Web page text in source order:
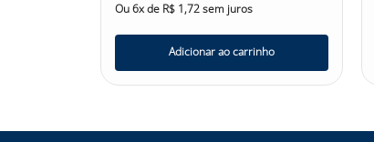
Ou6x de R$ 1,72sem juros
Adicionar ao carrinho